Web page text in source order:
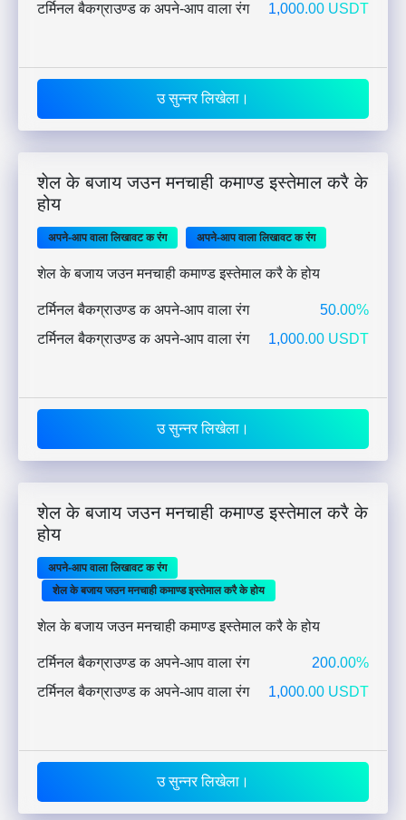
टर्मिनल बैकग्राउण्ड क अपने-आप वाला रंग
1,000.00 USDT
उ सुन्नर लिखेला।
शेल के बजाय जउन मनचाही कमाण्ड इस्तेमाल करै के
होय
अपने-आप वाला लिखावट क रंग अपने-आप वाला लिखावट क रंग
शेल के बजाय जउन मनचाही कमाण्ड इस्तेमाल करै के होय
टर्मिनल बैकग्राउण्ड क अपने-आप वाला रंग
50.00%
टर्मिनल बैकग्राउण्ड क अपने-आप वाला रंग
1,000.00 USDT
उ सुन्नर लिखेला।
शेल के बजाय जउन मनचाही कमाण्ड इस्तेमाल करै के
होय
अपने-आप वाला लिखावट क रंग
शेल के बजाय जउन मनचाही कमाण्ड इस्तेमाल करै के होय
शेल के बजाय जउन मनचाही कमाण्ड इस्तेमाल करै के होय
टर्मिनल बैकग्राउण्ड क अपने-आप वाला रंग
200.00%
टर्मिनल बैकग्राउण्ड क अपने-आप वाला रंग
1,000.00 USDT
उ सुन्नर लिखेला।